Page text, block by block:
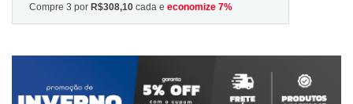
Compre 3 por R$308,10 cada e economize 7%